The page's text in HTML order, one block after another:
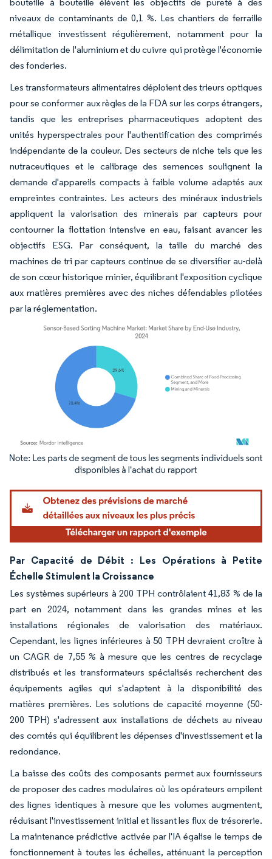
niveaux de contaminants de 0,1 %. Les chantiers de ferraille
métallique investissent régulièrement, notamment pour la
délimitation de l'aluminium et du cuivre qui protège l'économie
des fonderies.
Les transformateurs alimentaires déploient des trieurs optiques
pour se conformer aux règles de la FDA sur les corps étrangers,
tandis que les entreprises pharmaceutiques adoptent des
unités hyperspectrales pour l'authentification des comprimés
indépendante de la couleur. Des secteurs de niche tels que les
nutraceutiques et le calibrage des semences soulignent la
demande d'appareils compacts à faible volume adaptés aux
empreintes contraintes. Les acteurs des minéraux industriels
appliquent la valorisation des minerais par capteurs pour
contourner la flottation intensive en eau, faisant avancer les
objectifs ESG. Par conséquent, la taille du marché des
machines de tri par capteurs continue de se diversifier au-delà
de son cœur historique minier, équilibrant l'exposition cyclique
aux matières premières avec des niches défendables pilotées
par la réglementation.
Image © Mordor Intelligence. La réutilisation nécessite une attribution sous CC BY
Par Capacité de Débit : Les Opérations à Petite
Échelle Stimulent la Croissance
Les systèmes supérieurs à 200 TPH contrôlaient 41,83 % de la
part en 2024, notamment dans les grandes mines et les
installations régionales de valorisation des matériaux.
Cependant, les lignes inférieures à 50 TPH devraient croître à
un CAGR de 7,55 % à mesure que les centres de recyclage
distribués et les transformateurs spécialisés recherchent des
équipements agiles qui s'adaptent à la disponibilité des
matières premières. Les solutions de capacité moyenne (50-
200 TPH) s'adressent aux installations de déchets au niveau
des comtés qui équilibrent les dépenses d'investissement et la
redondance.
La baisse des coûts des composants permet aux fournisseurs
de proposer des cadres modulaires où les opérateurs empilent
des lignes identiques à mesure que les volumes augmentent,
réduisant l'investissement initial et lissant les flux de trésorerie.
La maintenance prédictive activée par l'IA égalise le temps de
fonctionnement à toutes les échelles, atténuant la perception